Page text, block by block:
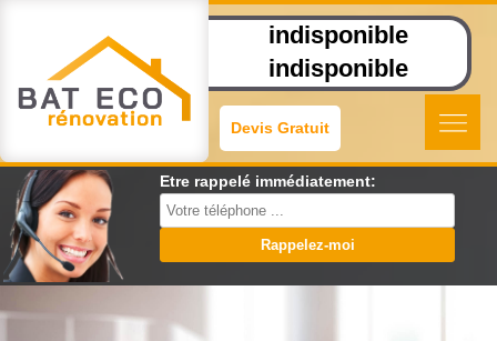
indisponible
indisponible
Devis Gratuit
Etre rappelé immédiatement: